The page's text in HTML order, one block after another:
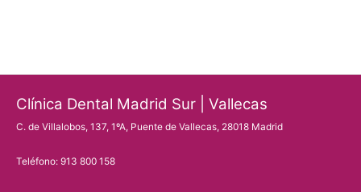
Clínica Dental Madrid Sur | Vallecas
C. de Villalobos, 137, 1ºA, Puente de Vallecas, 28018 Madrid
Teléfono: 913 800 158